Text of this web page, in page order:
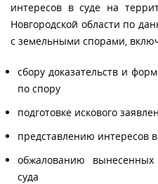
интересов в суде на
Новгородской области по
с земельными спорами,
сбору доказательств и
по спору
подготовке искового
представлению интересов
обжалованию
суда